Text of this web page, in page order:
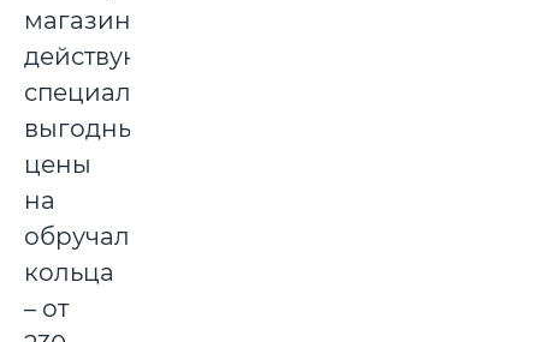
магазинах
действуют
специальные
выгодные
цены
на
обручальные
кольца
– от